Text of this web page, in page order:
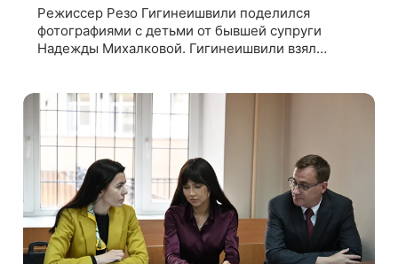
Режиссер Резо Гигинеишвили поделился
фотографиями с детьми от бывшей супруги
Надежды Михалковой. Гигинеишвили взял
поездке